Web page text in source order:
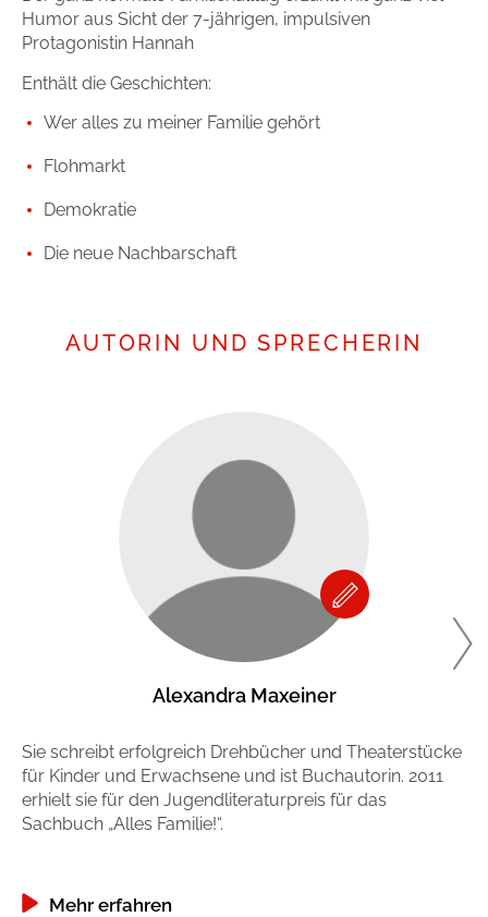
Humor aus Sicht der 7-jährigen, impulsiven
Protagonistin Hannah
Enthält die Geschichten:
Wer alles zu meiner Familie gehört
Flohmarkt
Demokratie
Die neue Nachbarschaft
AUTORIN UND SPRECHERIN
Alexandra Maxeiner
Sie schreibt erfolgreich Drehbücher und Theaterstücke
für Kinder und Erwachsene und ist Buchautorin. 2011
erhielt sie für den Jugendliteraturpreis für das
Sachbuch „Alles Familie!“.
Mehr erfahren